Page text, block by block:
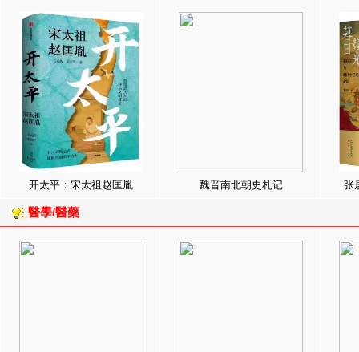
开太平：宋太祖赵匡胤 魏晋南北朝史札记 张
醫學/醫藥